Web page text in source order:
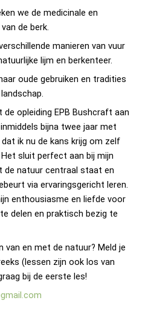
we de medicinale en
de berk.
manieren van vuur
lijm en berkenteer.
oude gebruiken en tradities
opleiding EPB Bushcraft aan
bijna twee jaar met
dat ik nu de kans krijg om zelf
sluit perfect aan bij mijn
de natuur centraal staat en
via ervaringsgericht leren.
enthousiasme en liefde voor
delen en praktisch bezig te
van en met de natuur? Meld je
(lessen zijn ook los van
bij de eerste les!